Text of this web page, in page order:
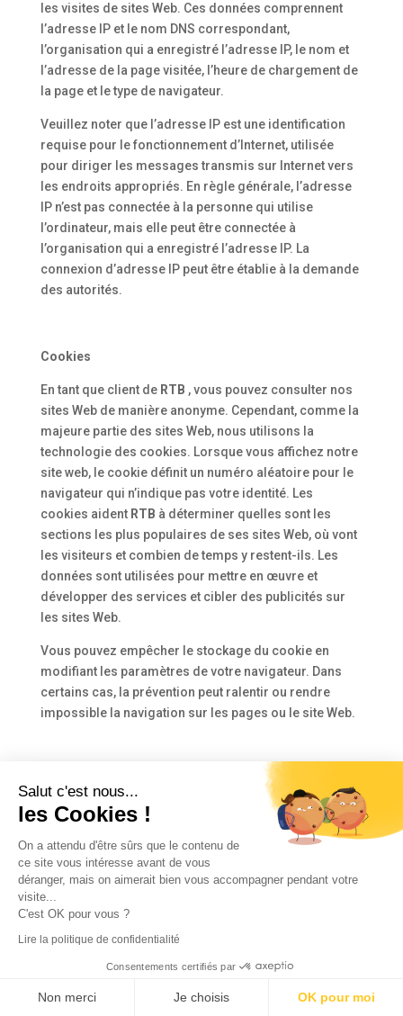
les visites de sites Web. Ces données comprennent
l’adresse IP et le nom DNS correspondant,
l’organisation qui a enregistré l’adresse IP, le nom et
l’adresse de la page visitée, l’heure de chargement de
la page et le type de navigateur.
Veuillez noter que l’adresse IP est une identification
requise pour le fonctionnement d’Internet, utilisée
pour diriger les messages transmis sur Internet vers
les endroits appropriés. En règle générale, l’adresse
IP n’est pas connectée à la personne qui utilise
l’ordinateur, mais elle peut être connectée à
l’organisation qui a enregistré l’adresse IP. La
connexion d’adresse IP peut être établie à la demande
des autorités.
Cookies
En tant que client de RTB , vous pouvez consulter nos
sites Web de manière anonyme. Cependant, comme la
majeure partie des sites Web, nous utilisons la
technologie des cookies. Lorsque vous affichez notre
site web, le cookie définit un numéro aléatoire pour le
navigateur qui n’indique pas votre identité. Les
cookies aident RTB à déterminer quelles sont les
sections les plus populaires de ses sites Web, où vont
les visiteurs et combien de temps y restent-ils. Les
données sont utilisées pour mettre en œuvre et
développer des services et cibler des publicités sur
les sites Web.
Vous pouvez empêcher le stockage du cookie en
modifiant les paramètres de votre navigateur. Dans
certains cas, la prévention peut ralentir ou rendre
impossible la navigation sur les pages ou le site Web.
Nous assurons la sécurité des données de nos
services en utilisant des méthodes proportionnées à
la gravité et à la sophistication des menaces ainsi
qu’au coût.
RTB
prend soin d’effectuer des actions visant à
éliminer les perturbations qui affectent la sécurité des
données. En outre, nous utilisons tous les moyens
pour garantir que la confidentialité des messages ou
Salut c'est nous...
les Cookies !
On a attendu d'être sûrs que le contenu de
ce site vous intéresse avant de vous
déranger, mais on aimerait bien vous accompagner pendant votre
visite...
C'est OK pour vous ?
Lire la politique de confidentialité
Consentements certifiés par
Non merci Je choisis OK pour moi